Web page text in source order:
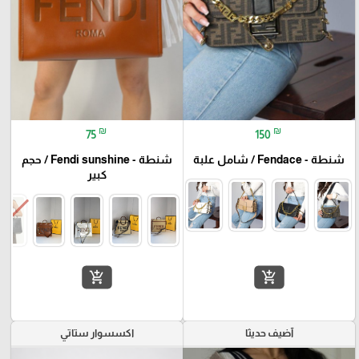
150 ₪
شنطة - Fendace / شامل علبة
add_shopping_cart
75 ₪
شنطة - Fendi sunshine / حجم
كبير
add_shopping_cart
آضيف حديثا اكسسوار ستاتي